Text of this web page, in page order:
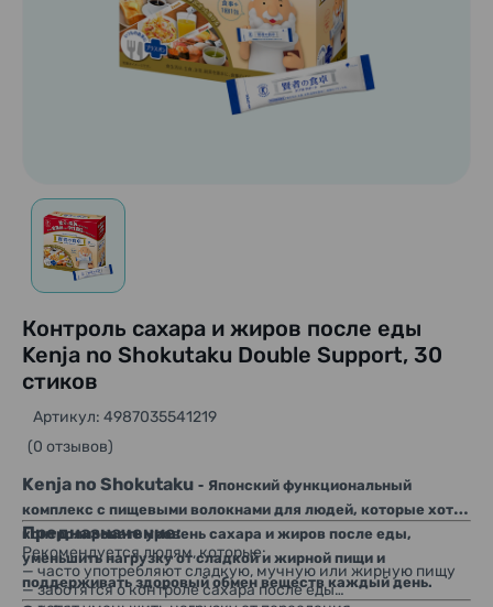
Контроль сахара и жиров после еды
Kenja no Shokutaku Double Support, 30
стиков
(0 отзывов)
Артикул: 4987035541219
Kenja no Shokutaku - Японский функциональный
комплекс с пищевыми волокнами для людей, которые хотят
контролировать уровень сахара и жиров после еды,
уменьшить нагрузку от сладкой и жирной пищи и
поддерживать здоровый обмен веществ каждый день.
Предназначение:
Рекомендуется людям, которые:
— часто употребляют сладкую, мучную или жирную пищу
— заботятся о контроле сахара после еды